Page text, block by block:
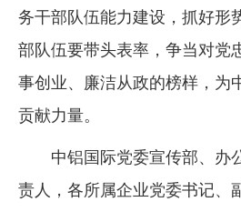
务干部队伍能力建设，抓好形
部队伍要带头表率，争当对党
事创业、廉洁从政的榜样，为
贡献力量。
中铝国际党委宣传部、办
责人，各所属企业党委书记、